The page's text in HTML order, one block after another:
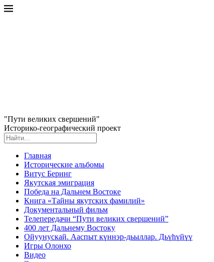
"Пути великих свершений"
Историко-географический проект
Главная
Исторические альбомы
Витус Беринг
Якутская эмиграция
Победа на Дальнем Востоке
Книга «Тайны якутских фамилий»
Документальный фильм
Телепередачи “Пути великих свершений”
400 лет Дальнему Востоку
Ойуунускай. Ааспыт күннэр-дьыллар. Дьүһүйүү
Игры Олонхо
Видео